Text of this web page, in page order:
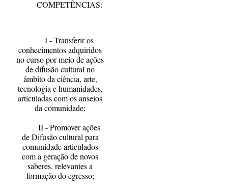
COMPETÊNCIAS:
I - Transferir os
conhecimentos adquiridos
no curso por meio de ações
de difusão cultural no
âmbito da ciência, arte,
tecnologia e humanidades,
articuladas com os anseios
da comunidade;
II - Promover ações
de Difusão cultural para
comunidade articulados
com a geração de novos
saberes, relevantes a
formação do egresso;